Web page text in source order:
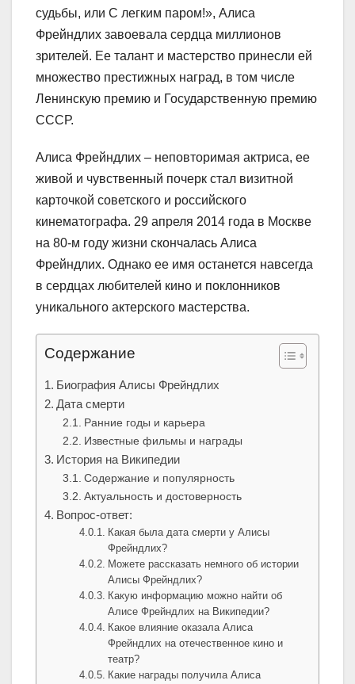
судьбы, или С легким паром!», Алиса
Фрейндлих завоевала сердца миллионов
зрителей. Ее талант и мастерство принесли ей
множество престижных наград, в том числе
Ленинскую премию и Государственную премию
СССР.
Алиса Фрейндлих – неповторимая актриса, ее
живой и чувственный почерк стал визитной
карточкой советского и российского
кинематографа. 29 апреля 2014 года в Москве
на 80-м году жизни скончалась Алиса
Фрейндлих. Однако ее имя останется навсегда
в сердцах любителей кино и поклонников
уникального актерского мастерства.
Содержание
Биография Алисы Фрейндлих
Дата смерти
Ранние годы и карьера
Известные фильмы и награды
История на Википедии
Содержание и популярность
Актуальность и достоверность
Вопрос-ответ:
Какая была дата смерти у Алисы
Фрейндлих?
Можете рассказать немного об истории
Алисы Фрейндлих?
Какую информацию можно найти об
Алисе Фрейндлих на Википедии?
Какое влияние оказала Алиса
Фрейндлих на отечественное кино и
театр?
Какие награды получила Алиса